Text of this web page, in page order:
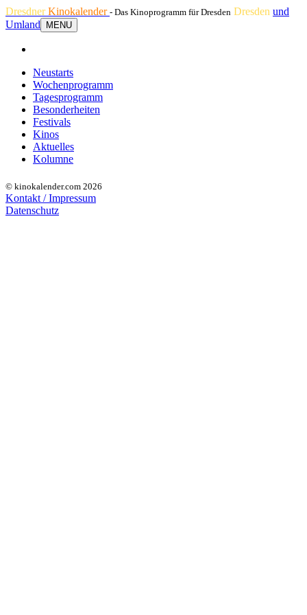
DresdnerKinokalender - Das Kinoprogramm für Dresden Dresden und
Umland
MENU
Neustarts
Wochenprogramm
Tagesprogramm
Besonderheiten
Festivals
Kinos
Aktuelles
Kolumne
© kinokalender.com 2026
Kontakt / Impressum
Datenschutz